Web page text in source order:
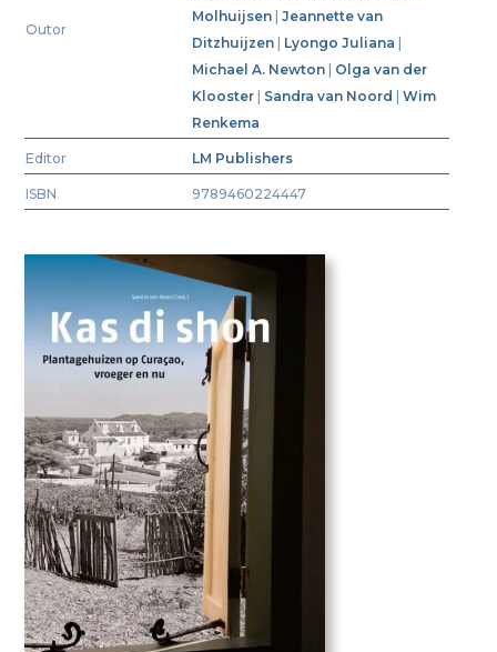
Outor
Molhuijsen |Jeannette van
Ditzhuijzen
Lyongo Juliana
Michael A. Newton
Olga van der
Klooster
Sandra van Noord |Wim
Renkema
Editor LM Publishers
ISBN 9789460224447